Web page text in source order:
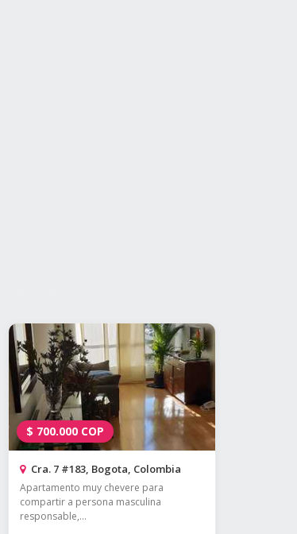
$ 700.000 COP
Cra. 7 #183, Bogota, Colombia
Apartamento muy chevere para
compartir a persona masculina
responsable,...